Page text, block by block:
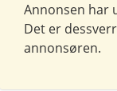
Annonsen har
Det er
annonsøren.